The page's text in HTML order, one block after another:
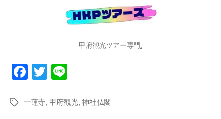
甲府観光ツアー専門
F
c
T
tt
e
タ
一蓮寺, 甲府観光,神社仏閣